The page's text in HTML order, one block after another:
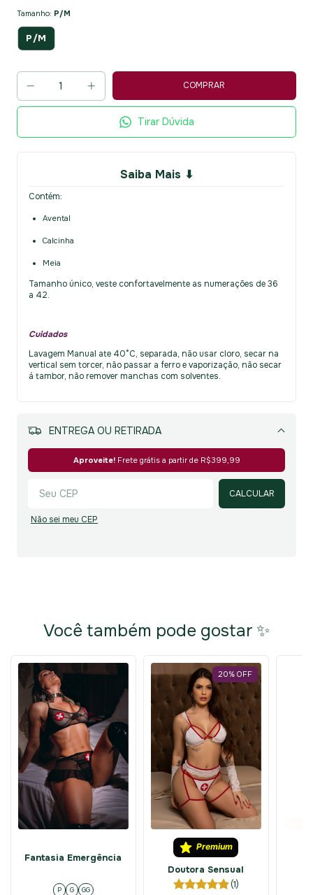
Tamanho: P/M
P/M
Tirar Dúvida
Saiba Mais ⬇
Contém:
Avental
Calcinha
Meia
Tamanho único, veste confortavelmente as numerações de 36
a 42.
Cuidados
Lavagem Manual ate 40°C, separada, não usar cloro, secar na
vertical sem torcer, não passar a ferro e vaporização, não secar
á tambor, não remover manchas com solventes.
MEIOS DE ENVIO
Alterar CEP
Aproveite!Frete grátis a partir de R$399,99
CALCULAR
Não sei meu CEP
Você também pode gostar ✨
Fantasia Emergência
P G GG
20%OFF
Premium
Doutora Sensual
(1)